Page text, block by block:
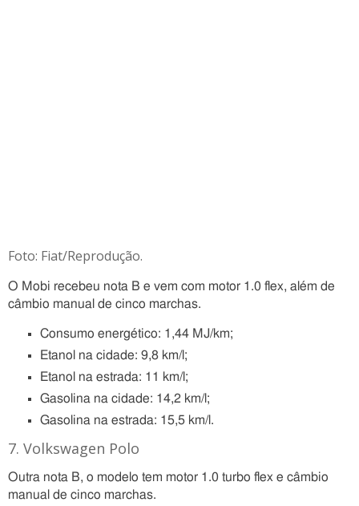
Foto: Fiat/Reprodução.
O Mobi recebeu nota B e vem com motor 1.0 flex, além de
câmbio manual de cinco marchas.
Consumo energético: 1,44 MJ/km;
Etanol na cidade: 9,8 km/l;
Etanol na estrada: 11 km/l;
Gasolina na cidade: 14,2 km/l;
Gasolina na estrada: 15,5 km/l.
7. Volkswagen Polo
Outra nota B, o modelo tem motor 1.0 turbo flex e câmbio
manual de cinco marchas.